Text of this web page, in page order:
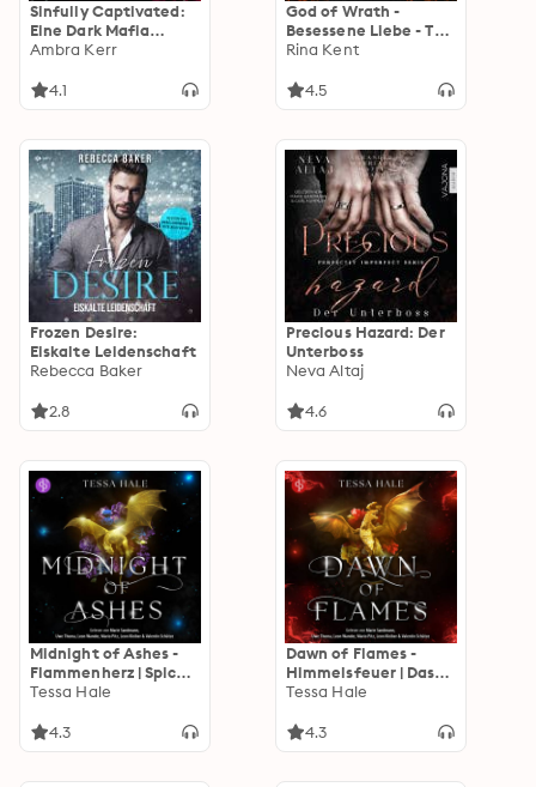
Sinfully Captivated:
Eine Dark Mafia
Romance
Ambra Kerr
4.1
God of Wrath -
Besessene Liebe - The
King's U vs. Royal Elite
(Ungekürzt)
Rina Kent
4.5
Frozen Desire:
Eiskalte Leidenschaft
Rebecca Baker
2.8
Precious Hazard: Der
Unterboss
Neva Altaj
4.6
Midnight of Ashes -
Flammenherz | Spicy
Drachenwandler-
über eine junge Frau
Tessa Hale
4.3
Dawn of Flames -
Himmelsfeuer | Das
spicy Why Choose
voller Drachen und
Tessa Hale
4.3